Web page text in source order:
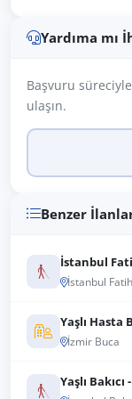
Yardıma mı
Başvuru
ulaşın.
Benzer
İstanbul
İstanbul Fatih
Yaşlı Hasta
İzmir Buca
Yaşlı